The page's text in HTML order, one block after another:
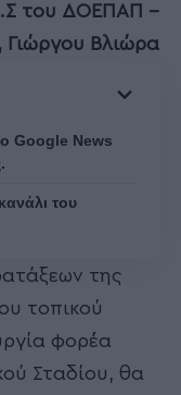
του ΔΟΕΠΑΠ –
Βλιώρα
Google News
του
της
τοπικού
φορέα
Σταδίου, θα